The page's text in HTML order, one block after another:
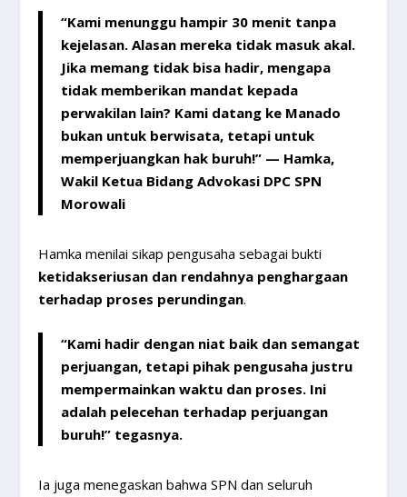
“Kami menunggu hampir 30 menit tanpa
kejelasan. Alasan mereka tidak masuk akal.
Jika memang tidak bisa hadir, mengapa
tidak memberikan mandat kepada
perwakilan lain? Kami datang ke Manado
bukan untuk berwisata, tetapi untuk
memperjuangkan hak buruh!” — Hamka,
Wakil Ketua Bidang Advokasi DPC SPN
Morowali
Hamka menilai sikap pengusaha sebagai bukti
ketidakseriusan dan rendahnya penghargaan
terhadap proses perundingan.
“Kami hadir dengan niat baik dan semangat
perjuangan, tetapi pihak pengusaha justru
mempermainkan waktu dan proses. Ini
adalah pelecehan terhadap perjuangan
buruh!” tegasnya.
Ia juga menegaskan bahwa SPN dan seluruh